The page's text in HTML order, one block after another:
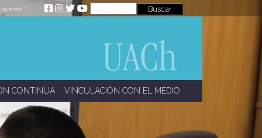
CONTINUA VINCULACIÓN CON EL MEDIO